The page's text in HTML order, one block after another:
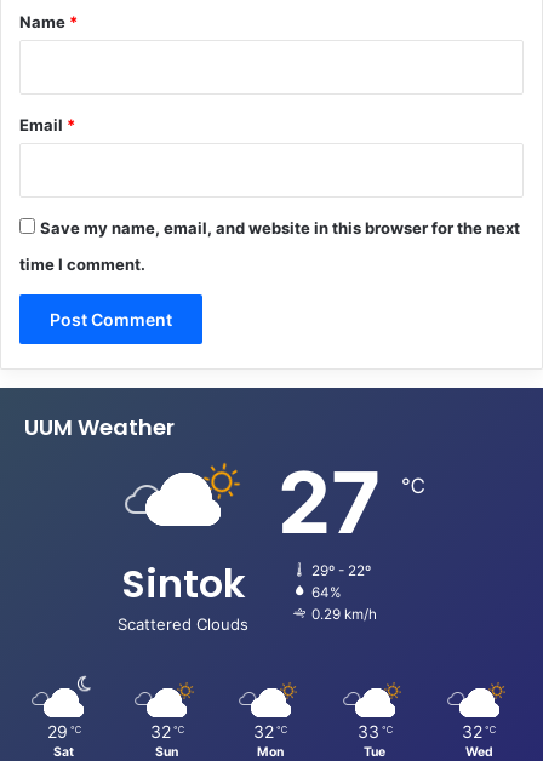
*
Name *
Email *
Save my name, email, and website in this browser for the next
time I comment.
UUM Weather
Sintok
Scattered Clouds
27 ℃
29º - 22º
64%
0.29 km/h
29 ℃
Sat
32 ℃
Sun
32 ℃
Mon
33 ℃
Tue
32 ℃
Wed